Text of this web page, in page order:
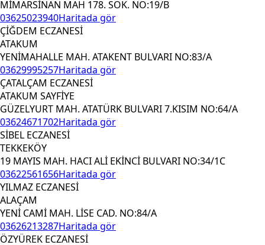
MİMARSİNAN MAH 178. SOK. NO:19/B
03625023940Haritada gör
ÇİĞDEM ECZANESİ
ATAKUM
YENİMAHALLE MAH. ATAKENT BULVARI NO:83/A
03629995257Haritada gör
ÇATALÇAM ECZANESİ
ATAKUM SAYFİYE
GÜZELYURT MAH. ATATÜRK BULVARI 7.KISIM NO:64/A
03624671702Haritada gör
SİBEL ECZANESİ
TEKKEKÖY
19 MAYIS MAH. HACI ALİ EKİNCİ BULVARI NO:34/1C
03622561656Haritada gör
YILMAZ ECZANESİ
ALAÇAM
YENİ CAMİ MAH. LİSE CAD. NO:84/A
03626213287Haritada gör
ÖZYÜREK ECZANESİ